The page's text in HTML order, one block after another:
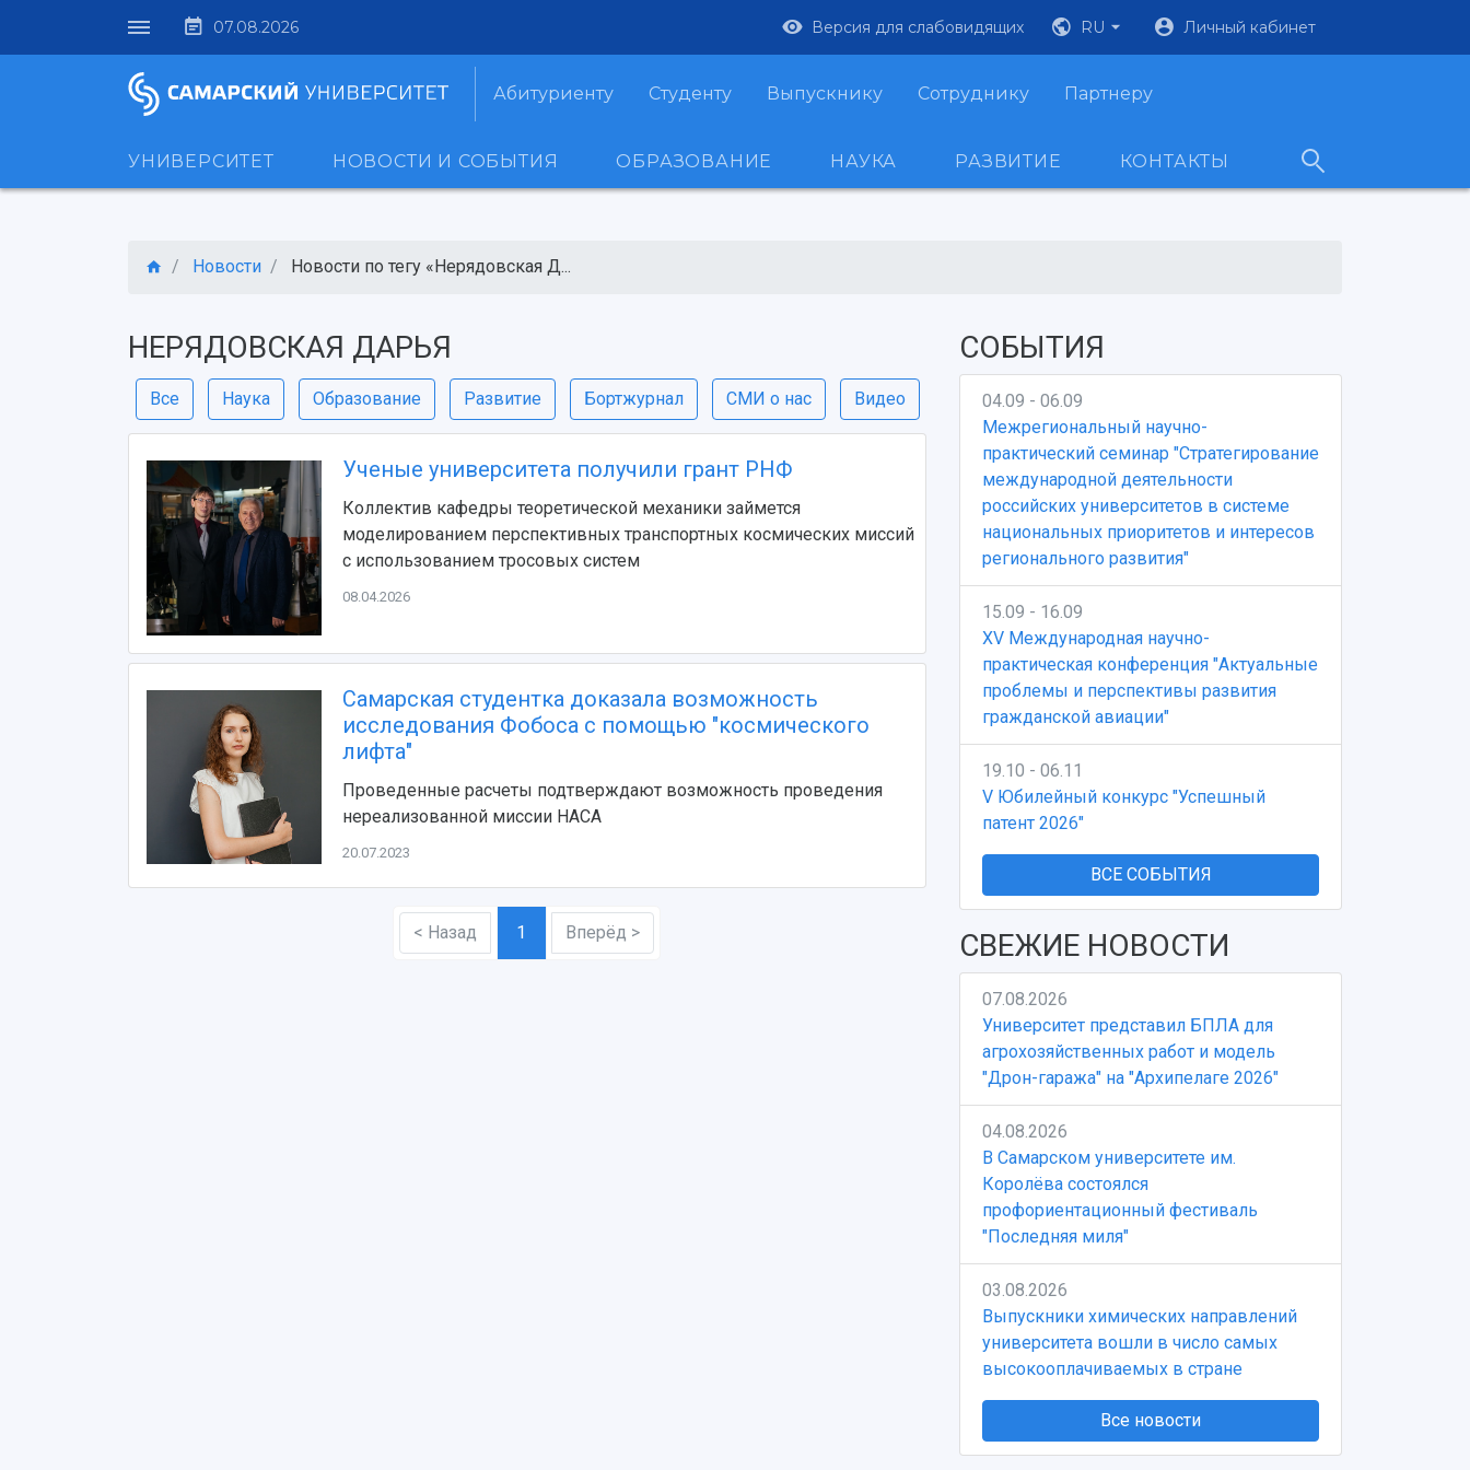
07.08.2026 Версия для слабовидящих RU Личный кабинет
Абитуриенту Студенту Выпускнику Сотруднику Партнеру
УНИВЕРСИТЕТ НОВОСТИ И СОБЫТИЯ ОБРАЗОВАНИЕ НАУКА РАЗВИТИЕ КОНТАКТЫ
Новости Новости по тегу «Нерядовская Д...
НЕРЯДОВСКАЯ ДАРЬЯ
Все Наука Образование Развитие Бортжурнал СМИ о нас Видео
Ученые университета получили грант РНФ
Коллектив кафедры теоретической механики займется
моделированием перспективных транспортных космических миссий
с использованием тросовых систем
08.04.2026
Самарская студентка доказала возможность
исследования Фобоса с помощью "космического
лифта"
Проведенные расчеты подтверждают возможность проведения
нереализованной миссии НАСА
20.07.2023
< Назад 1 Вперёд >
СОБЫТИЯ
04.09 - 06.09
Межрегиональный научно-
практический семинар "Стратегирование
международной деятельности
российских университетов в системе
национальных приоритетов и интересов
регионального развития"
15.09 - 16.09
XV Международная научно-
практическая конференция "Актуальные
проблемы и перспективы развития
гражданской авиации"
19.10 - 06.11
V Юбилейный конкурс "Успешный
патент 2026"
ВСЕ СОБЫТИЯ
СВЕЖИЕ НОВОСТИ
07.08.2026
Университет представил БПЛА для
агрохозяйственных работ и модель
"Дрон-гаража" на "Архипелаге 2026"
04.08.2026
В Самарском университете им.
Королёва состоялся
профориентационный фестиваль
"Последняя миля"
03.08.2026
Выпускники химических направлений
университета вошли в число самых
высокооплачиваемых в стране
Все новости